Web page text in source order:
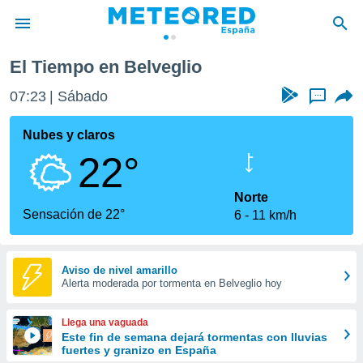
de
por
que se
calidad.
a este
las
y
forma
digital
basada
El Tiempo en Belveglio
07:23 Sábado ...
Nubes y claros
22°
Sensación de 22°
Norte
6
11 km/h
Aviso de nivel amarillo
Alerta moderada por tormenta en Belveglio hoy
Llega una vaguada
Este fin de semana dejará tormentas con lluvias
fuertes y granizo en España